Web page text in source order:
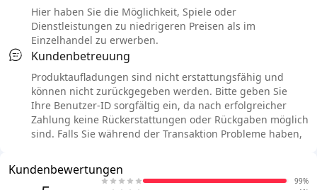
Hier haben Sie die Möglichkeit, Spiele oder
Dienstleistungen zu niedrigeren Preisen als im
Einzelhandel zu erwerben.
Kundenbetreuung
Produktaufladungen sind nicht erstattungsfähig und
können nicht zurückgegeben werden. Bitte geben Sie
Ihre Benutzer-ID sorgfältig ein, da nach erfolgreicher
Zahlung keine Rückerstattungen oder Rückgaben möglich
sind. Falls Sie während der Transaktion Probleme haben,
Kundenbewertungen
99%